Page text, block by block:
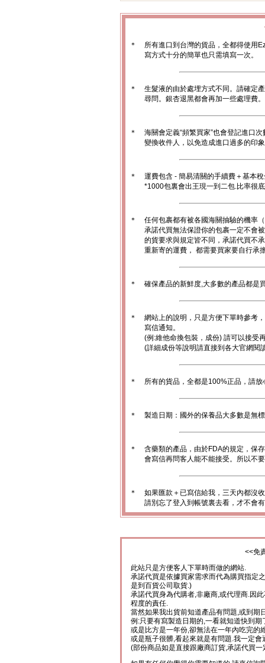
＊
所有進口到台灣的貨品，全都得使用
寫方式十分的簡單也只需填寫一次。
＊
生髮液的由於處埋方式不同。請確定
尋問。銀杏退黑都會再加一些處理費
＊
海關會定義“頻繁買家”也會登記進口
變換收件人，以免造成進口過多的印
＊
運費包含 - 簡易清關的手續費＋基本
*1000包裏會出王現一到二包.比率很
＊
任何包裹都有被各國海關抽驗的機率
承諾代買無法保證你的包裹一定不會
的貨要求與規定皆不同，承諾代買不
重新寄的運費， 都需要買家要自行承
＊ 確保產品的新鮮度,大多數的產品都是
＊
網站上的說明，只是方便下單時參考
寫信通知。
(例:維他命換包裝，成份) 請可以接受
(詳細成份等說明請直接到各大官網閱
＊ 所有的貨品，全都是100%正品，請
＊ 製造日期：國外的保養品大多數是無
＊
含藥類的產品，由於FDA的規定，保
會寫信再問客人能不能接受。所以不
＊
如果匯款＋已寫信給我，三天內都沒
請別忘了登入到帳號裏去看，才不會
<<免
此站只是方便客人下單時而做的網站.
承諾代買是依據買家需求而代為購買指定
是到百貨公司取貨.)
承諾代買身為代購者,非廠商,或代理商.因
程度的責任.
當然如果我出貨前知道產品有問題,或到期
例:只要有寫製造日期的,一看就知道快到期
或是比方是一年份,卻無法在一年內吃完的
或是瓶子很髒,看起來就是有問題.我一定會
(部份商品如是直接跟廠商訂貨,承諾代買一